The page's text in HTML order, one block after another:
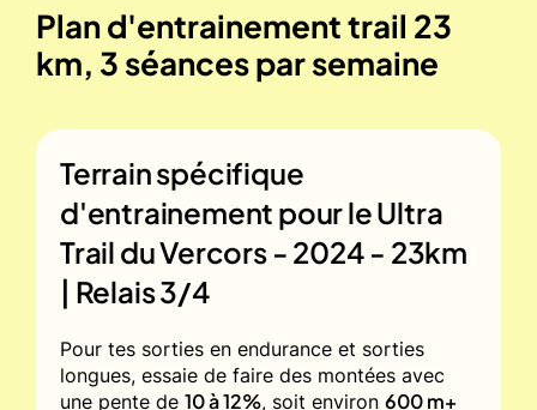
Plan d'entrainement trail 23
km, 3 séances par semaine
Terrain spécifique
d'entrainement pour leUltra
Trail du Vercors - 2024 - 23km
| Relais 3/4
Pour tes sorties en endurance et sorties
longues, essaie de faire des montées avec
une pente de 10 à 12%, soit environ 600 m+